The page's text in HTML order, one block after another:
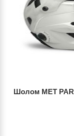
Шолом MET